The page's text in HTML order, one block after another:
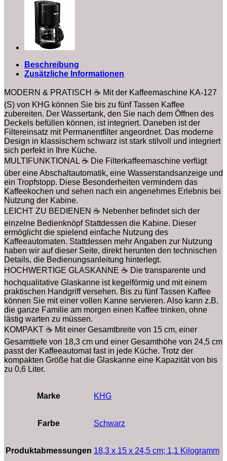
Beschreibung
Zusätzliche Informationen
MODERN & PRATISCH ☕ Mit der Kaffeemaschine KA-127
(S) von KHG können Sie bis zu fünf Tassen Kaffee
zubereiten. Der Wassertank, den Sie nach dem Öffnen des
Deckels befüllen können, ist integriert. Daneben ist der
Filtereinsatz mit Permanentfilter angeordnet. Das moderne
Design in klassischem schwarz ist stark stilvoll und integriert
sich perfekt in Ihre Küche.
MULTIFUNKTIONAL ☕ Die Filterkaffeemaschine verfügt
über eine Abschaltautomatik, eine Wasserstandsanzeige und
ein Tropfstopp. Diese Besonderheiten vermindern das
Kaffeekochen und sehen nach ein angenehmes Erlebnis bei
Nutzung der Kabine.
LEICHT ZU BEDIENEN ☕ Nebenher befindet sich der
einzelne Bedienknöpf Stattdessen die Kabine. Dieser
ermöglicht die spielend einfache Nutzung des
Kaffeeautomaten. Stattdessen mehr Angaben zur Nutzung
haben wir auf dieser Seite, direkt herunten den technischen
Details, die Bedienungsanleitung hinterlegt.
HOCHWERTIGE GLASKANNE ☕ Die transparente und
hochqualitative Glaskanne ist kegelförmig und mit einem
praktischen Handgriff versehen. Bis zu fünf Tassen Kaffee
können Sie mit einer vollen Kanne servieren. Also kann z.B.
die ganze Familie am morgen einen Kaffee trinken, ohne
lästig warten zu müssen.
KOMPAKT ☕ Mit einer Gesamtbreite von 15 cm, einer
Gesamttiefe von 18,3 cm und einer Gesamthöhe von 24,5 cm
passt der Kaffeeautomat fast in jede Küche. Trotz der
kompakten Größe hat die Glaskanne eine Kapazität von bis
zu 0,6 Liter.
Marke ‎KHG
Farbe ‎Schwarz
Produktabmessungen ‎18,3 x 15 x 24,5 cm; 1,1 Kilogramm